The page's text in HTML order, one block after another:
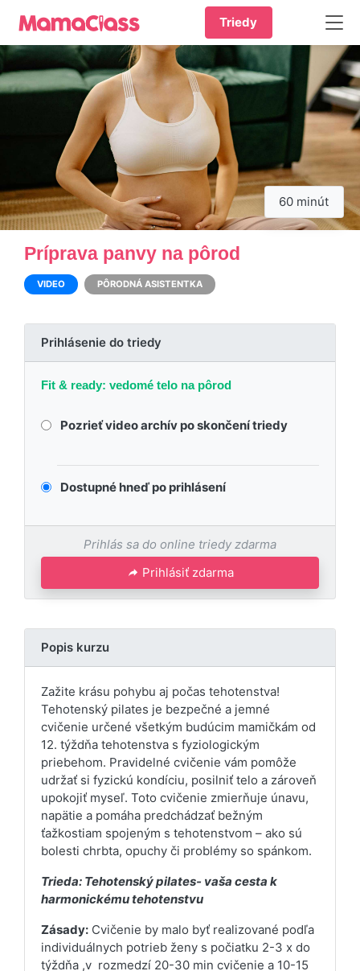
Triedy
60 minút
Príprava panvy na pôrod
VIDEO PÔRODNÁ ASISTENTKA
Prihlásenie do triedy
Fit & ready: vedomé telo na pôrod
Pozrieť video archív po skončení triedy
Dostupné hneď po prihlásení
Prihlás sa do online triedy zdarma
Prihlásiť zdarma
Popis kurzu
Zažite krásu pohybu aj počas tehotenstva!
Tehotenský pilates je bezpečné a jemné
cvičenie určené všetkým budúcim mamičkám od
12. týždňa tehotenstva s fyziologickým
priebehom. Pravidelné cvičenie vám pomôže
udržať si fyzickú kondíciu, posilniť telo a zároveň
upokojiť myseľ. Toto cvičenie zmierňuje únavu,
napätie a pomáha predchádzať bežným
ťažkostiam spojeným s tehotenstvom – ako sú
bolesti chrbta, opuchy či problémy so spánkom.
Trieda: Tehotenský pilates- vaša cesta k
harmonickému tehotenstvu
Zásady: Cvičenie by malo byť realizované podľa
individuálnych potrieb ženy s počiatku 2-3 x do
týždňa ,v rozmedzí 20-30 min cvičenie a 10-15